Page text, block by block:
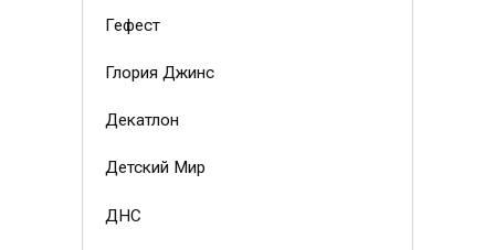
Гефест
Глория Джинс
Декатлон
Детский Мир
ДНС